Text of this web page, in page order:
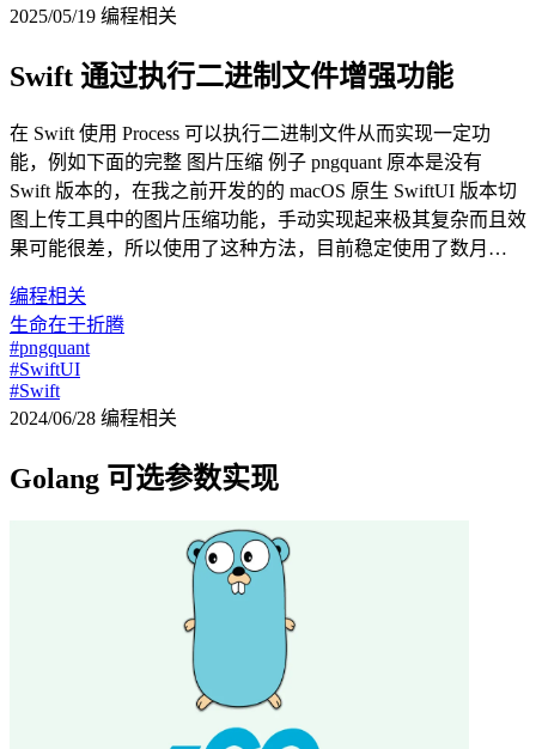
2025/05/19 编程相关
Swift 通过执行二进制文件增强功能
在 Swift 使用 Process 可以执行二进制文件从而实现一定功
能，例如下面的完整 图片压缩 例子 pngquant 原本是没有
Swift 版本的，在我之前开发的的 macOS 原生 SwiftUI 版本切
图上传工具中的图片压缩功能，手动实现起来极其复杂而且效
果可能很差，所以使用了这种方法，目前稳定使用了数月…
编程相关
生命在于折腾
#pngquant
#SwiftUI
#Swift
2024/06/28 编程相关
Golang 可选参数实现